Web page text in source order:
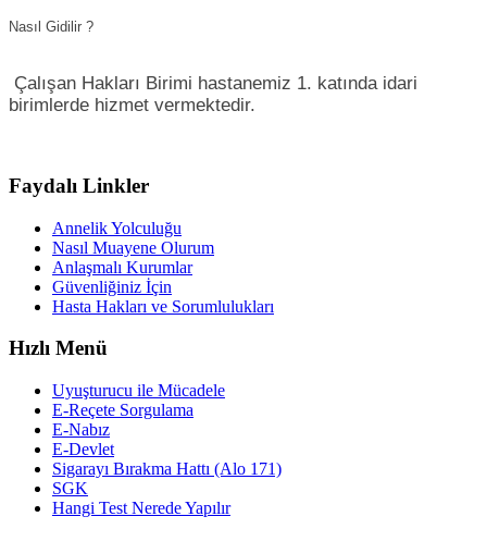
Nasıl Gidilir ?
Çalışan Hakları Birimi hastanemiz 1. katında idari
birimlerde hizmet vermektedir.
Faydalı Linkler
Annelik Yolculuğu
Nasıl Muayene Olurum
Anlaşmalı Kurumlar
Güvenliğiniz İçin
Hasta Hakları ve Sorumlulukları
Hızlı Menü
Uyuşturucu ile Mücadele
E-Reçete Sorgulama
E-Nabız
E-Devlet
Sigarayı Bırakma Hattı (Alo 171)
SGK
Hangi Test Nerede Yapılır